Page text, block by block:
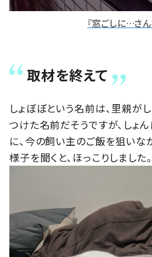
『窓ごしに…さん
取材を終えて
しょぼぼという名前は、里親が
つけた名前だそうですが、しょ
に、今の飼い主のご飯を狙いな
様子を聞くと、ほっこりしました。